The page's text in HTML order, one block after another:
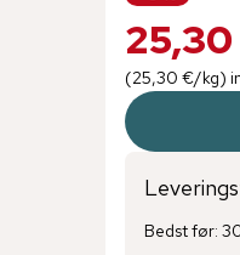
(25,30 €/kg)
Bedst før: